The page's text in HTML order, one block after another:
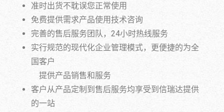
准时出货不耽误您正常使用
免费提供需求产品使用技术咨询
完善的售后服务团队，24小时热线服务
实行规范的现代化企业管理模式，更便捷的为全
国客户
提供产品销售和服务
客户从产品定制到售后服务均享受到信瑞达提供
的一站